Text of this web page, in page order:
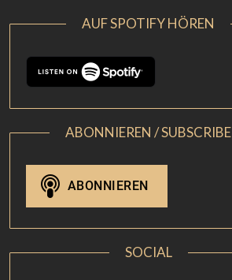
AUF SPOTIFY HÖREN
ABONNIEREN / SUBSCRIBE
SOCIAL